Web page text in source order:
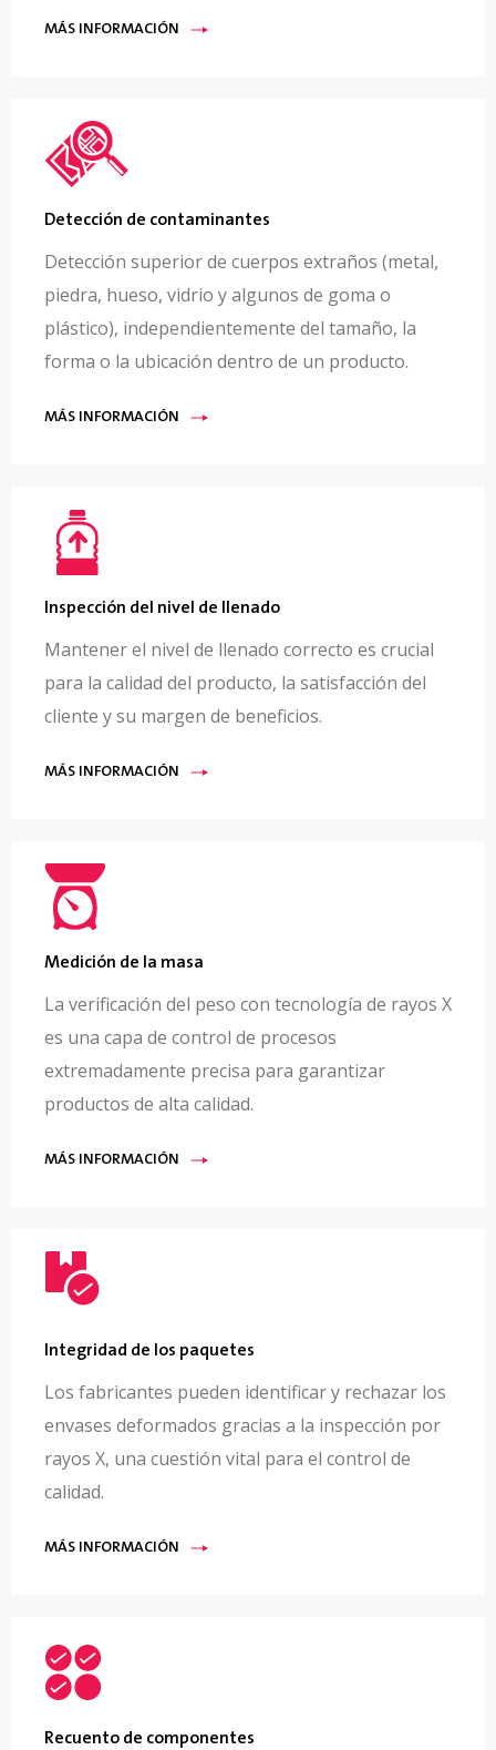
MÁS INFORMACIÓN
Detección de contaminantes
Detección superior de cuerpos extraños (metal,
piedra, hueso, vidrio y algunos de goma o
plástico), independientemente del tamaño, la
forma o la ubicación dentro de un producto.
MÁS INFORMACIÓN
Inspección del nivel de llenado
Mantener el nivel de llenado correcto es crucial
para la calidad del producto, la satisfacción del
cliente y su margen de beneficios.
MÁS INFORMACIÓN
Medición de la masa
La verificación del peso con tecnología de rayos X
es una capa de control de procesos
extremadamente precisa para garantizar
productos de alta calidad.
MÁS INFORMACIÓN
Integridad de los paquetes
Los fabricantes pueden identificar y rechazar los
envases deformados gracias a la inspección por
rayos X, una cuestión vital para el control de
calidad.
MÁS INFORMACIÓN
Recuento de componentes